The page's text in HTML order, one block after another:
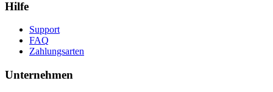
Hilfe
Support
FAQ
Zahlungsarten
Unternehmen